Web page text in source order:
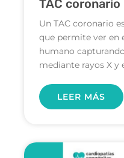
TAC coronario
Un TAC coronario
que permite ver en
humano
mediante rayos X y
LEER MÁS